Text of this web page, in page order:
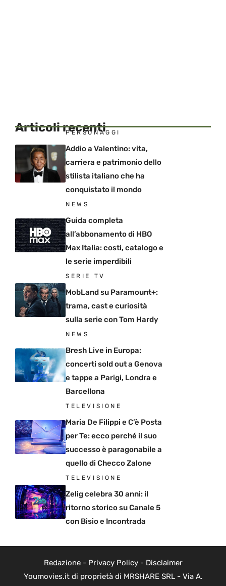
Articoli recenti
PERSONAGGI
Addio a Valentino: vita,
carriera e patrimonio dello
stilista italiano che ha
conquistato il mondo
NEWS
Guida completa
all’abbonamento di HBO
Max Italia: costi, catalogo e
le serie imperdibili
SERIE TV
MobLand su Paramount+:
trama, cast e curiosità
sulla serie con Tom Hardy
NEWS
Bresh Live in Europa:
concerti sold out a Genova
e tappe a Parigi, Londra e
Barcellona
TELEVISIONE
Maria De Filippi e C’è Posta
per Te: ecco perché il suo
successo è paragonabile a
quello di Checco Zalone
TELEVISIONE
Zelig celebra 30 anni: il
ritorno storico su Canale 5
con Bisio e Incontrada
Redazione- Privacy Policy- Disclaimer
Youmovies.it di proprietà di MRSHARE SRL - Via A.